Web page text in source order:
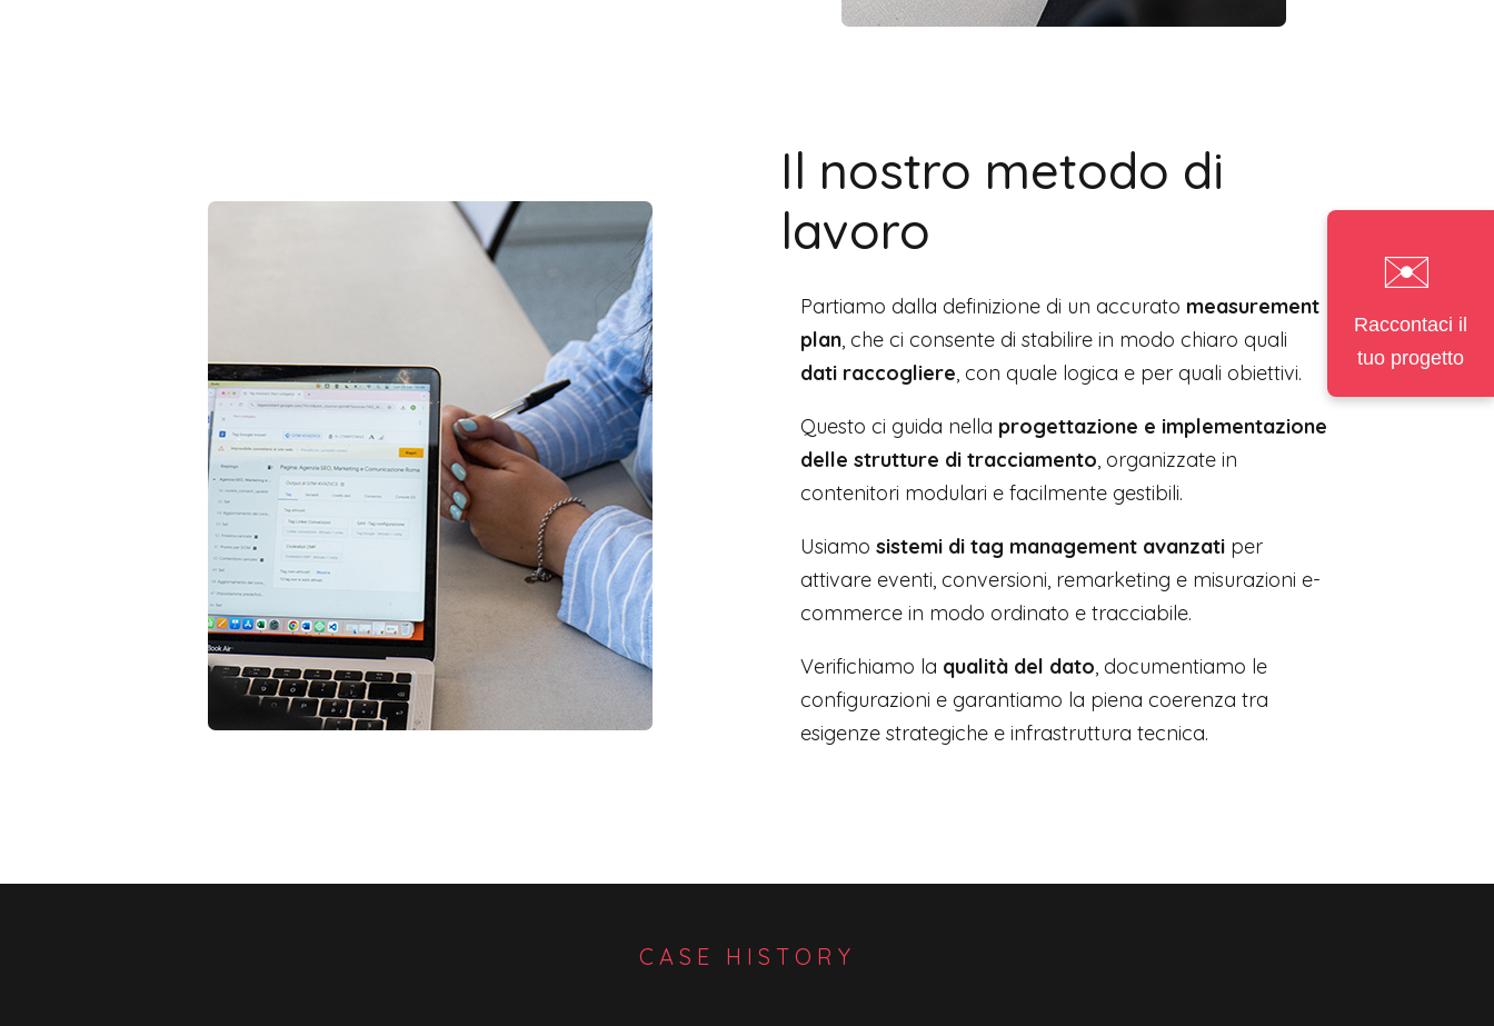
Il nostro metodo di
lavoro
Partiamo dalla definizione di un accurato measurement
plan, che ci consente di stabilire in modo chiaro quali
dati raccogliere, con quale logica e per quali obiettivi.
Questo ci guida nella progettazione e implementazione
delle strutture di tracciamento, organizzate in
contenitori modulari e facilmente gestibili.
Usiamo sistemi di tag management avanzati per
attivare eventi, conversioni, remarketing e misurazioni e-
commerce in modo ordinato e tracciabile.
Verifichiamo la qualità del dato, documentiamo le
configurazioni e garantiamo la piena coerenza tra
esigenze strategiche e infrastruttura tecnica.
CASE HISTORY
✉️
Raccontaci il
tuo progetto